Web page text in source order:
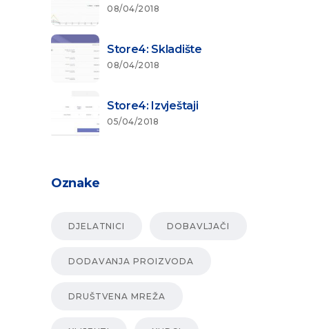
08/04/2018
Store4: Skladište
08/04/2018
Store4: Izvještaji
05/04/2018
Oznake
DJELATNICI DOBAVLJAČI
DODAVANJA PROIZVODA
DRUŠTVENA MREŽA